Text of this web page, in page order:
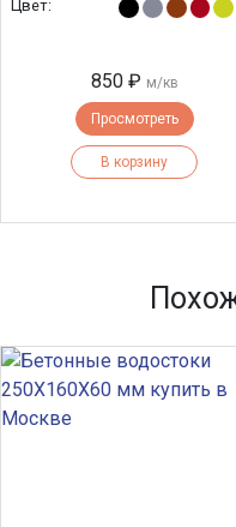
Цвет:
850 ₽ м/кв
Просмотреть
В корзину